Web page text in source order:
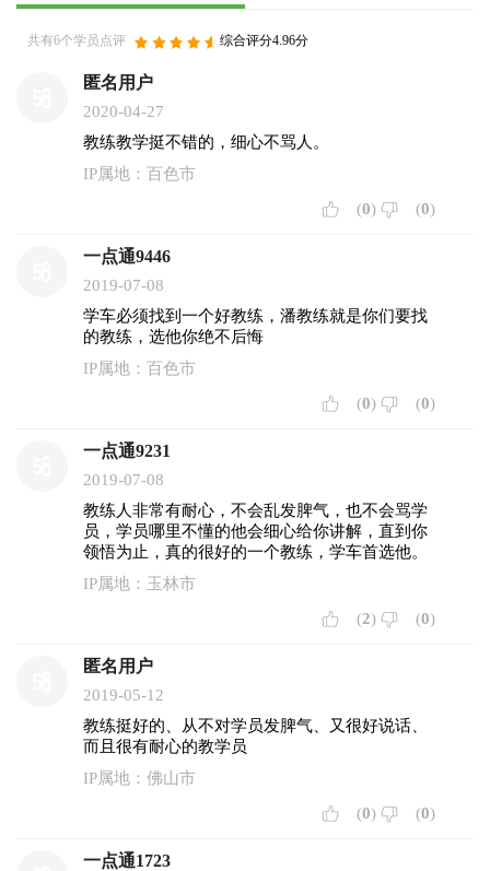
共有6个学员点评 综合评分4.96分
匿名用户
2020-04-27
教练教学挺不错的，细心不骂人。
IP属地：百色市
(0) (0)
一点通9446
2019-07-08
学车必须找到一个好教练，潘教练就是你们要找
的教练，选他你绝不后悔
IP属地：百色市
(0) (0)
一点通9231
2019-07-08
教练人非常有耐心，不会乱发脾气，也不会骂学
员，学员哪里不懂的他会细心给你讲解，直到你
领悟为止，真的很好的一个教练，学车首选他。
IP属地：玉林市
(2) (0)
匿名用户
2019-05-12
教练挺好的、从不对学员发脾气、又很好说话、
而且很有耐心的教学员
IP属地：佛山市
(0) (0)
一点通1723